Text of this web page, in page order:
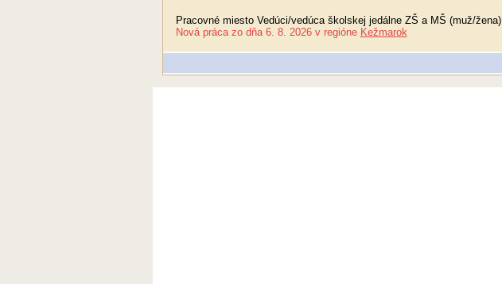
Pracovné miesto Vedúci/vedúca školskej jedálne ZŠ a MŠ (muž/žena)
Nová práca zo dňa 6. 8. 2026 v regióne Kežmarok